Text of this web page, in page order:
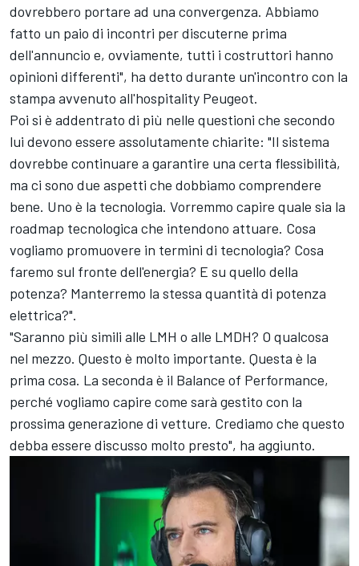
dovrebbero portare ad una convergenza. Abbiamo
fatto un paio di incontri per discuterne prima
dell'annuncio e, ovviamente, tutti i costruttori hanno
opinioni differenti", ha detto durante un'incontro con la
stampa avvenuto all'hospitality Peugeot.
Poi si è addentrato di più nelle questioni che secondo
lui devono essere assolutamente chiarite: "Il sistema
dovrebbe continuare a garantire una certa flessibilità,
ma ci sono due aspetti che dobbiamo comprendere
bene. Uno è la tecnologia. Vorremmo capire quale sia la
roadmap tecnologica che intendono attuare. Cosa
vogliamo promuovere in termini di tecnologia? Cosa
faremo sul fronte dell'energia? E su quello della
potenza? Manterremo la stessa quantità di potenza
elettrica?".
"Saranno più simili alle LMH o alle LMDH? O qualcosa
nel mezzo. Questo è molto importante. Questa è la
prima cosa. La seconda è il Balance of Performance,
perché vogliamo capire come sarà gestito con la
prossima generazione di vetture. Crediamo che questo
debba essere discusso molto presto", ha aggiunto.